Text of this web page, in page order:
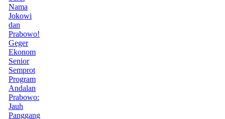
Nama
Jokowi
dan
Prabowo!
Geger
Ekonom
Senior
Semprot
Program
Andalan
Prabowo:
Jauh
Panggang